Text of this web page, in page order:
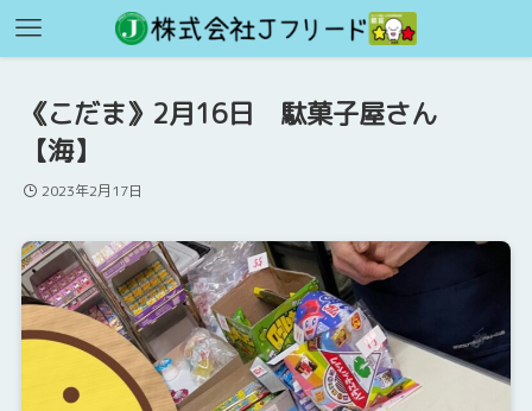
《こだま》2月16日 駄菓子屋さん
【海】
2023年2月17日